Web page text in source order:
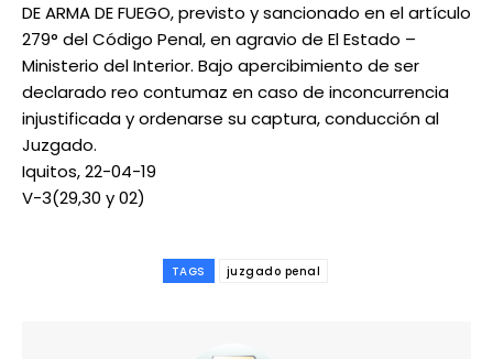
DE ARMA DE FUEGO, previsto y sancionado en el artículo
279° del Código Penal, en agravio de El Estado –
Ministerio del Interior. Bajo apercibimiento de ser
declarado reo contumaz en caso de inconcurrencia
injustificada y ordenarse su captura, conducción al
Juzgado.
Iquitos, 22-04-19
V-3(29,30 y 02)
TAGS juzgado penal